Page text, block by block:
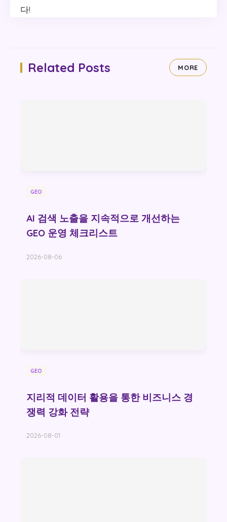
다!
Related Posts MORE
GEO
AI 검색 노출을 지속적으로 개선하는
GEO 운영 체크리스트
2026-08-06
GEO
지리적 데이터 활용을 통한 비즈니스 경
쟁력 강화 전략
2026-08-01